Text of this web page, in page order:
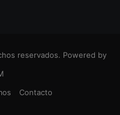
reservados. Powered by
Contacto